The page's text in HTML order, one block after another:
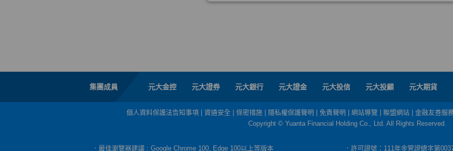
集團成員 元大金控 元大證券 元大銀行 元大證金 元大投信 元大投顧 元大期貨
個人資料保護法告知事項 資通安全 保密措施 隱私權保護聲明 免責聲明 網站導覽 聯盟網站
金融友善服
Copyright © Yuanta Financial Holding Co., Ltd. All Rights Reserved.
．最佳瀏覽器建議 : Google Chrome 100, Edge 100以上等版本 ．許可證號：111年金管證總字第